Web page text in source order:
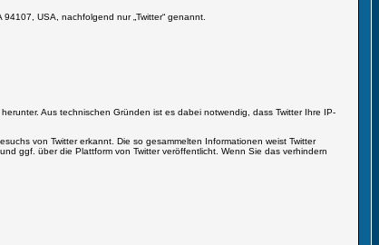
USA, nachfolgend nur „Twitter“ genannt.
Aus technischen Gründen ist es dabei notwendig, dass Twitter Ihre IP-
von Twitter erkannt. Die so gesammelten Informationen weist Twitter
ggf. über die Plattform von Twitter veröffentlicht. Wenn Sie das verhindern